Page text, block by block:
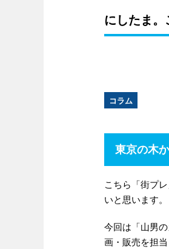
にしたま。
コラム
東京の木
こちら「街プ
いと思います。
今回は「山男
画・販売を担